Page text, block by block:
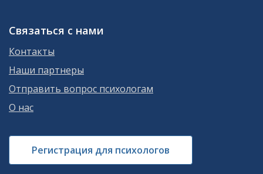
Связаться с нами
Контакты
Наши партнеры
Отправить вопрос психологам
О нас
Регистрация для психологов